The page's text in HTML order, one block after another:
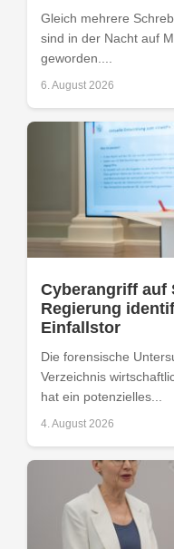
Gleich mehrere
sind in der Nacht auf
geworden....
6. August 2026
Cyberangriff auf
Regierung
Einfallstor
Die forensische
Verzeichnis
hat ein potenzielles...
4. August 2026